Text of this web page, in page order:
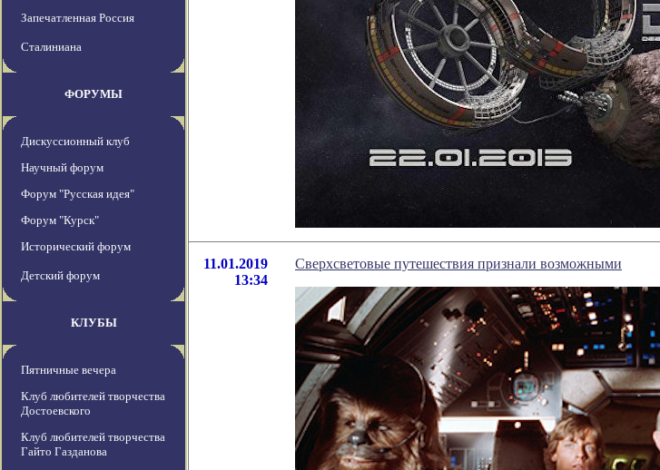
Запечатленная Россия
Сталиниана
ФОРУМЫ
Дискуссионный клуб
Научный форум
Форум "Русская идея"
Форум "Курск"
Исторический форум
Детский форум
КЛУБЫ
Пятничные вечера
Клуб любителей творчества
Достоевского
Клуб любителей творчества
Гайто Газданова
11.01.2019
13:34
Сверхсветовые путешествия признали возможными